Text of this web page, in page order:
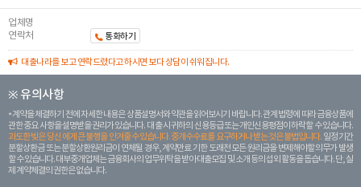
업체명
연락처
통화하기
대출나라를 보고 연락드렸다고 하시면 보다 상담이 쉬워집니다.
※ 유의사항
계약을 체결하기 전에 자세한 내용은 상품설명서와 약관을 읽어보시기 바랍니다. 관계 법령에 따라 금융상품에
관한 중요 사항을 설명받을 권리가 있습니다. 대 출 시 귀하의 신용등급 또는 개인신용평점이 하락할 수 있습니다.
과도한 빚은 당신 에게 큰 불행을 안겨줄 수 있습니다. 중개수수료를 요구하거나 받는 것은 불법입니다. 일정 기간
분할상환금 또는 분할상환원리금이 연체될 경우, 계약만료 기한 도래전 모든 원리금을 변제해야할 의무가 발생
할 수 있습니다. 대부중개업체는 금융회사의 업무위탁을 받아 대출모집 및 소개 등의 섭외 활동을 돕습니다. 단, 실
제 계약체결의 권한은 없습니다.